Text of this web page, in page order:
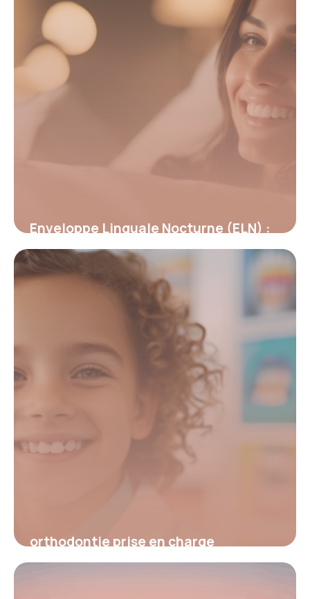
Enveloppe Linguale Nocturne (ELN) :
Révolution dans la rééducation
orthodontique
orthodontie prise en charge
5 février 2026